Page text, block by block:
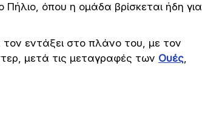
όπου η ομάδα βρίσκεται ήδη για
εντάξει στο πλάνο του, με τον
μετά τις μεταγραφές των Ουές,